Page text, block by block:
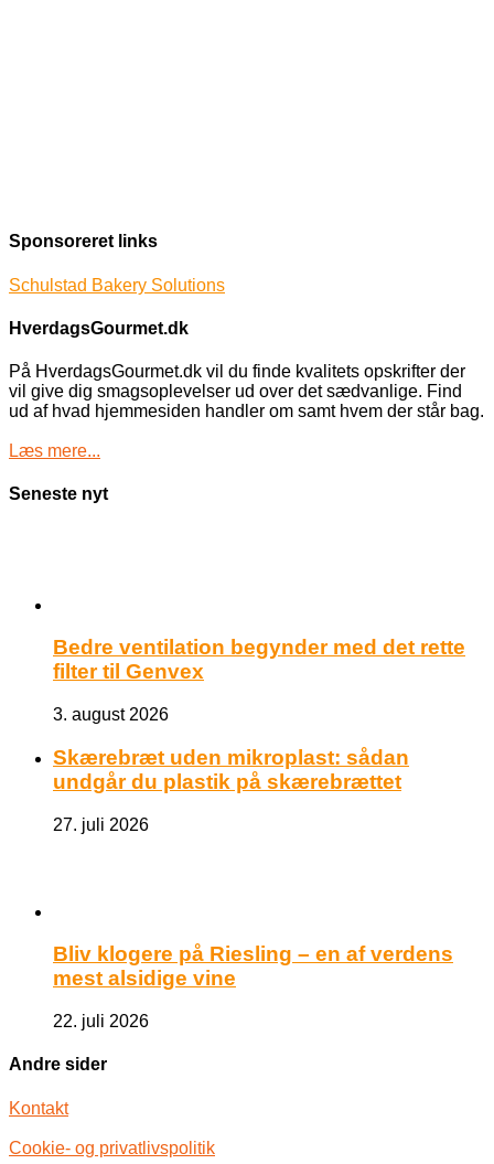
Sponsoreret links
Schulstad Bakery Solutions
HverdagsGourmet.dk
På HverdagsGourmet.dk vil du finde kvalitets opskrifter der
vil give dig smagsoplevelser ud over det sædvanlige. Find
ud af hvad hjemmesiden handler om samt hvem der står bag.
Læs mere...
Seneste nyt
Bedre ventilation begynder med det rette
filter til Genvex
3. august 2026
Skærebræt uden mikroplast: sådan
undgår du plastik på skærebrættet
27. juli 2026
Bliv klogere på Riesling – en af verdens
mest alsidige vine
22. juli 2026
Andre sider
Kontakt
Cookie- og privatlivspolitik